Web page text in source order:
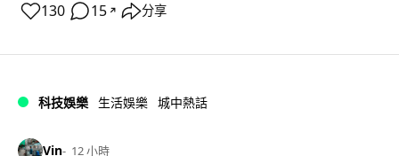
130 15 ↗ 分享
科技娛樂 生活娛樂 城中熱話
Vin 12 小時